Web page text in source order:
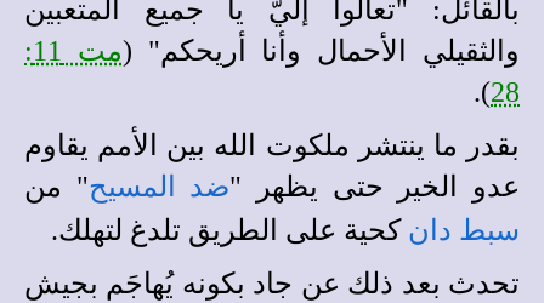
بالقائل: "تعالوا إليَّ يا جميع المتعبين
والثقيلي الأحمال وأنا أريحكم" (
مت 11:
28
).
بقدر ما ينتشر ملكوت الله بين الأمم يقاوم
عدو الخير حتى يظهر "ضد المسيح" من
سبط دان كحية على الطريق تلدغ لتهلك.
تحدث بعد ذلك عن جاد بكونه يُهاجَم بجيش